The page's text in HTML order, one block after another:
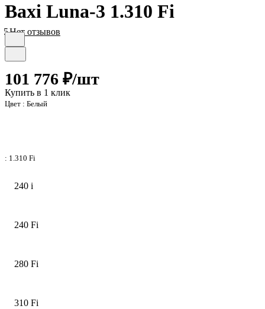
Baxi Luna-3 1.310 Fi
5Нет отзывов
101 776 ₽/шт
Купить в 1 клик
Цвет : Белый
: 1.310 Fi
240 i
240 Fi
280 Fi
310 Fi